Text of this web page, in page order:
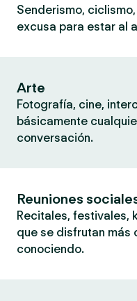
Senderismo,
excusa para estar al
Arte
Fotografía, cine,
básicamente
conversación.
Reuniones
Recitales, festivales,
que se disfrutan más
conociendo.